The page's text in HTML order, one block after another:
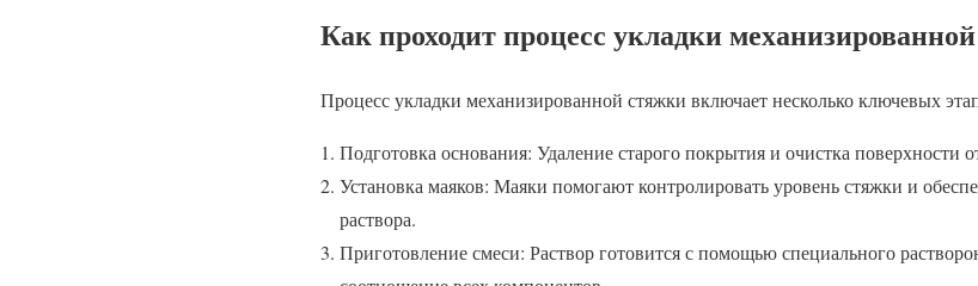
Как проходит процесс укладки
Процесс укладки механизированной стяжки включает несколько ключевых
Подготовка основания: Удаление старого покрытия и очистка поверхности
Установка маяков: Маяки помогают контролировать уровень стяжки и
раствора.
Приготовление смеси: Раствор готовится с помощью специального